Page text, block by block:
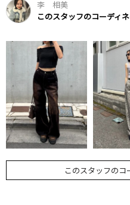
李 相美
このスタッフのコーディ
このスタッフのコ